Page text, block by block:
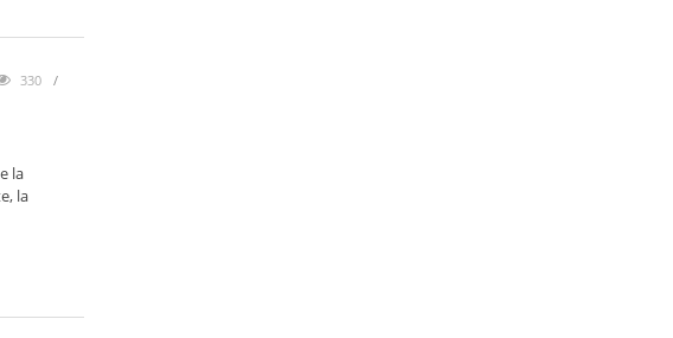
330
la
la